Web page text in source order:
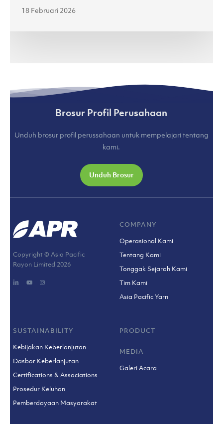
18 Februari 2026
Brosur Profil Perusahaan
Unduh brosur profil perussahaan untuk mempelajari tentang
kami.
Unduh Brosur
Copyright © Asia Pacific
Rayon Limited 2026
COMPANY
Operasional Kami
Tentang Kami
Tonggak Sejarah Kami
Tim Kami
Asia Pacific Yarn
SUSTAINABILITY
Kebijakan Keberlanjutan
Dasbor Keberlanjutan
Certifications & Associations
Prosedur Keluhan
Pemberdayaan Masyarakat
PRODUCT
MEDIA
Galeri Acara